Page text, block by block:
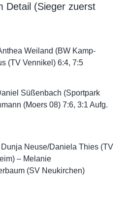
Detail (Sieger zuerst
Weiland (BW Kamp-
(TV Vennikel) 6:4, 7:5
Süßenbach (Sportpark
(Moers 08) 7:6, 3:1 Aufg.
Neuse/Daniela Thies (TV
– Melanie
(SV Neukirchen)